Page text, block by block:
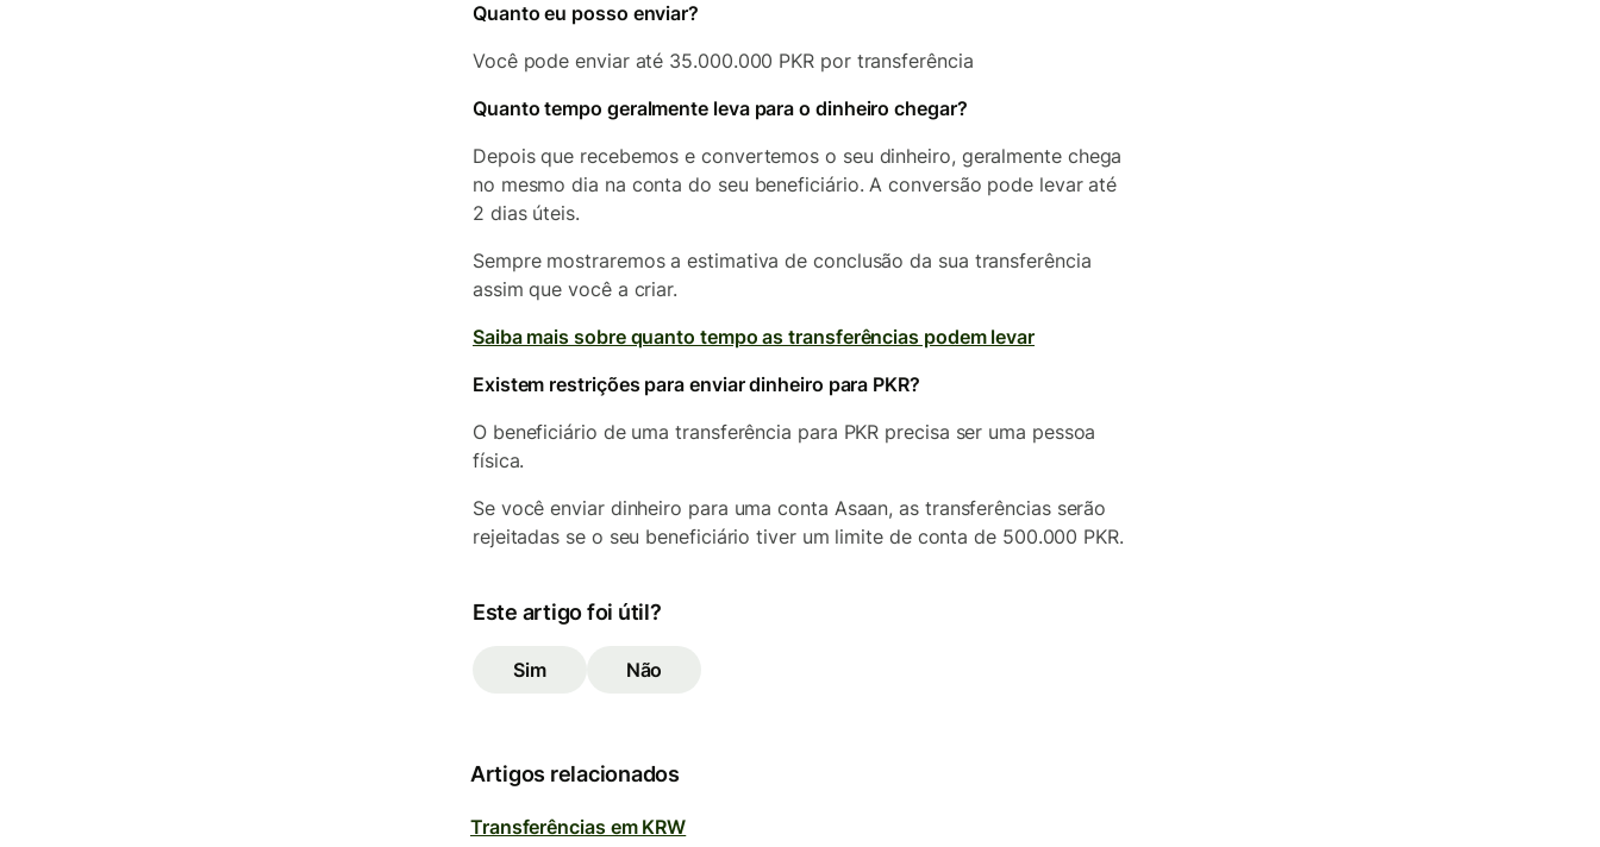
Quanto eu posso enviar?
Você pode enviar até 35.000.000 PKR por transferência
Quanto tempo geralmente leva para o dinheiro chegar?
Depois que recebemos e convertemos o seu dinheiro, geralmente chega
no mesmo dia na conta do seu beneficiário. A conversão pode levar até
2 dias úteis.
Sempre mostraremos a estimativa de conclusão da sua transferência
assim que você a criar.
Saiba mais sobre quanto tempo as transferências podem levar
Existem restrições para enviar dinheiro para PKR?
O beneficiário de uma transferência para PKR precisa ser uma pessoa
física.
Se você enviar dinheiro para uma conta Asaan, as transferências serão
rejeitadas se o seu beneficiário tiver um limite de conta de 500.000 PKR.
Este artigo foi útil?
Sim Não
Artigos relacionados
Transferências em KRW